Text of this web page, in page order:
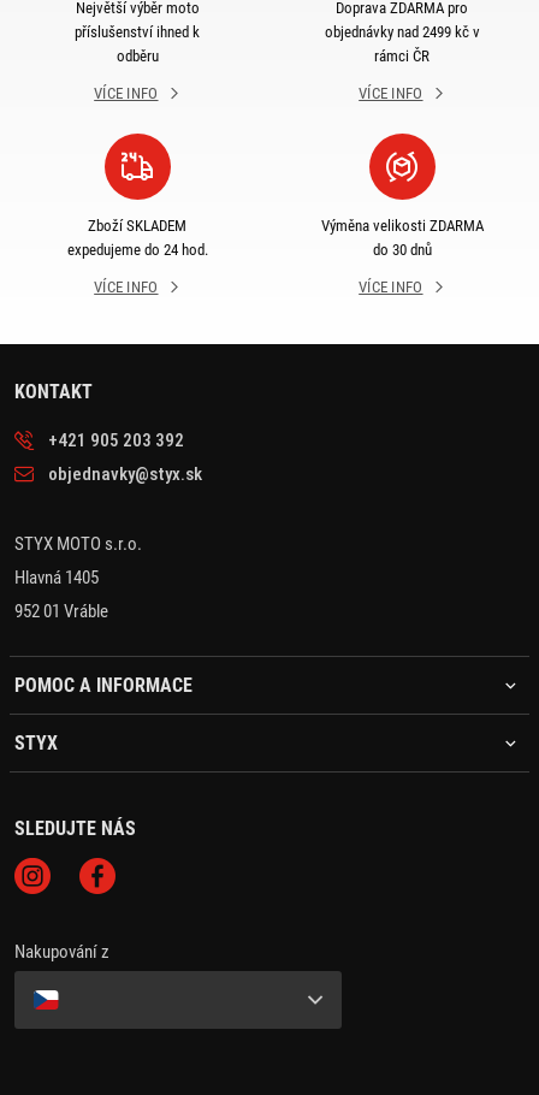
Největší výběr moto
příslušenství ihned k
odběru
VÍCE INFO
Doprava ZDARMA pro
objednávky nad 2499 kč v
rámci ČR
VÍCE INFO
Zboží SKLADEM
expedujeme do 24 hod.
VÍCE INFO
Výměna velikosti ZDARMA
do 30 dnů
VÍCE INFO
KONTAKT
+421 905 203 392
objednavky@styx.sk
STYX MOTO s.r.o.
Hlavná 1405
952 01 Vráble
POMOC A INFORMACE
STYX
SLEDUJTE NÁS
Nakupování z